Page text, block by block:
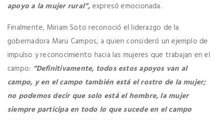
apoyo a la mujer rural”, expresó emocionada.
Finalmente, Miriam Soto reconoció el liderazgo de la
gobernadora Maru Campos, a quien consideró un ejemplo de
impulso y reconocimiento hacia las mujeres que trabajan en el
campo: “Definitivamente, todos estos apoyos van al
campo, y en el campo también está el rostro de la mujer;
no podemos decir que solo está el hombre, la mujer
siempre participa en todo lo que sucede en el campo